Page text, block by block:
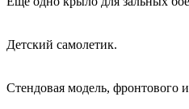
Детский самолетик.
Стендовая модель, фронтового